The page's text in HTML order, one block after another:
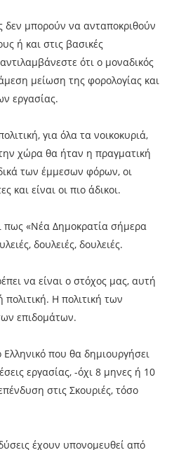
δεν μπορούν να ανταποκριθούν
ή και στις βασικές
ότι ο μοναδικός
μείωση της φορολογίας και
εργασίας.
για όλα τα νοικοκυριά,
την χώρα θα ήταν η πραγματική
των έμμεσων φόρων, οι
και είναι οι πιο άδικοι.
πως «Νέα Δημοκρατία σήμερα
δουλειές, δουλειές.
να είναι ο στόχος μας, αυτή
πολιτική. Η πολιτική των
επιδομάτων.
που θα δημιουργήσει
εργασίας, -όχι 8 μηνες ή 10
στις Σκουριές, τόσο
έχουν υπονομευθεί από